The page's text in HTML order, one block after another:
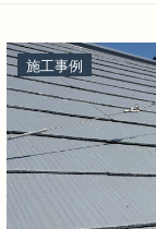
施工事例